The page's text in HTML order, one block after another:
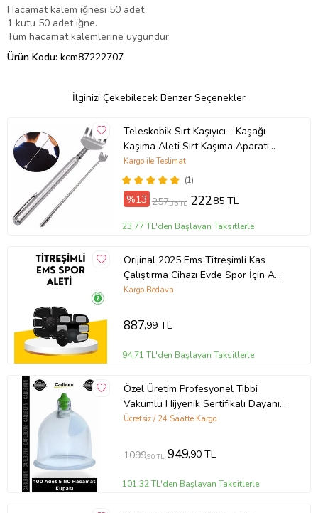
Hacamat kalem iğnesi 50 adet
1 kutu 50 adet iğne.
Tüm hacamat kalemlerine uygundur.
Ürün Kodu: kcm87222707
İlginizi Çekebilecek Benzer Seçenekler
Teleskobik Sırt Kaşıyıcı - Kaşağı
Kaşıma Aleti Sırt Kaşıma Aparatı
Metal 51 Cm
(1)
Kargo ile Teslimat
%13 257,35 TL 222,85 TL
23,77 TL'den Başlayan Taksitlerle
Orijinal 2025 Ems Titreşimli Kas
Çalıştırma Cihazı Evde Spor İçin A
Kalite
Kargo Bedava
887,99 TL
94,71 TL'den Başlayan Taksitlerle
Özel Üretim Profesyonel Tıbbi
Vakumlu Hijyenik Sertifikalı Dayanıklı
100 Adet 5 NO Hacamat Kupası
Ücretsiz / 24 Saatte Kargo
1099,90 TL 949,90 TL
101,32 TL'den Başlayan Taksitlerle